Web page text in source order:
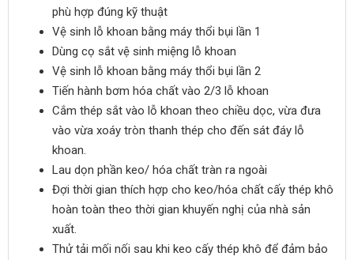
phù hợp đúng kỹ thuật
Vệ sinh lỗ khoan bằng máy thổi bụi lần 1
Dùng cọ sắt vệ sinh miệng lỗ khoan
Vệ sinh lỗ khoan bằng máy thổi bụi lần 2
Tiến hành bơm hóa chất vào 2/3 lỗ khoan
Cắm thép sắt vào lỗ khoan theo chiều dọc, vừa đưa
vào vừa xoáy tròn thanh thép cho đến sát đáy lỗ
khoan.
Lau dọn phần keo/ hóa chất tràn ra ngoài
Đợi thời gian thích hợp cho keo/hóa chất cấy thép khô
hoàn toàn theo thời gian khuyến nghị của nhà sản
xuất.
Thử tải mối nối sau khi keo cấy thép khô để đảm bảo